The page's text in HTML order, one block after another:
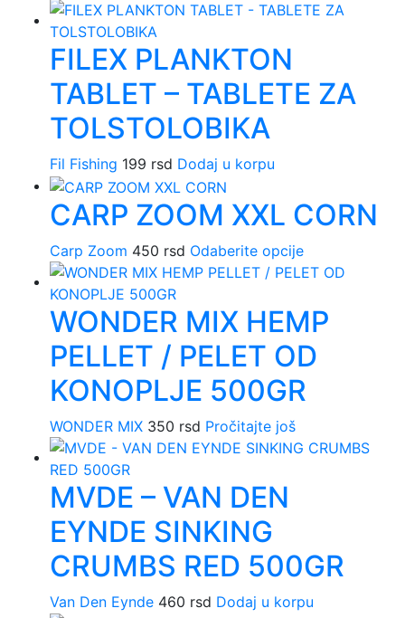
FILEX PLANKTON
TABLET – TABLETE ZA
TOLSTOLOBIKA
Fil Fishing 199 rsd Dodaj u korpu
CARP ZOOM XXL CORN
Carp Zoom 450 rsd Odaberite opcije
proizvod
više
varijanti.
Opcije
mogu
biti
na
WONDER MIX HEMP
PELLET / PELET OD
KONOPLJE 500GR
WONDER MIX 350 rsd Pročitajte još
MVDE – VAN DEN
EYNDE SINKING
CRUMBS RED 500GR
Van Den Eynde 460 rsd Dodaj u korpu